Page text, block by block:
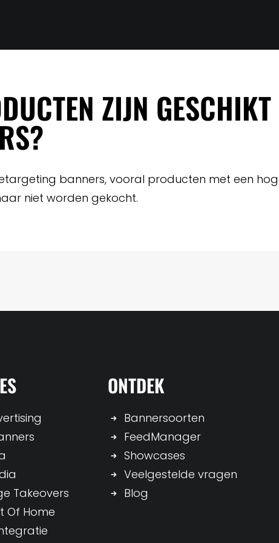
ZIJN
banners, vooral producten met een
niet worden gekocht.
Takeovers
Of Home
ONTDEK
Bannersoorten
FeedManager
Showcases
Veelgestelde vragen
Blog